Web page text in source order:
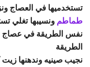
تستخدميها في العصاج
طماطم ونسيبها تغلي
نفس الطريقة في عصاج
الطريقة
نجيب صينيه وندهنها